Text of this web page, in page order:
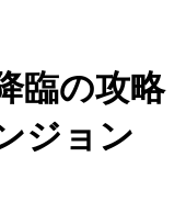
臨の攻略
ジョン